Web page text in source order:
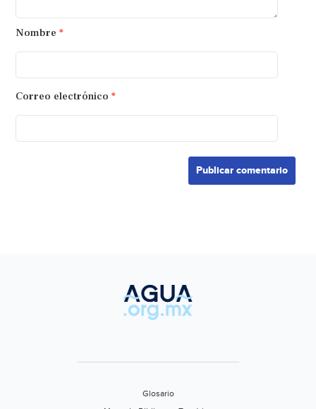
Nombre *
Correo electrónico *
Glosario